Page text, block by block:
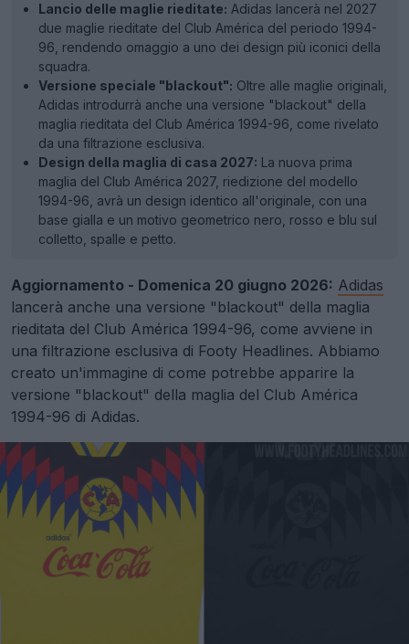
Lancio delle maglie rieditate: Adidas lancerà nel 2027
due maglie rieditate del Club América del periodo 1994-
96, rendendo omaggio a uno dei design più iconici della
squadra.
Versione speciale "blackout": Oltre alle maglie originali,
Adidas introdurrà anche una versione "blackout" della
maglia rieditata del Club América 1994-96, come rivelato
da una filtrazione esclusiva.
Design della maglia di casa 2027: La nuova prima
maglia del Club América 2027, riedizione del modello
1994-96, avrà un design identico all'originale, con una
base gialla e un motivo geometrico nero, rosso e blu sul
colletto, spalle e petto.
Aggiornamento - Domenica 20 giugno 2026: Adidas
lancerà anche una versione "blackout" della maglia
rieditata del Club América 1994-96, come avviene in
una filtrazione esclusiva di Footy Headlines. Abbiamo
creato un'immagine di come potrebbe apparire la
versione "blackout" della maglia del Club América
1994-96 di Adidas.